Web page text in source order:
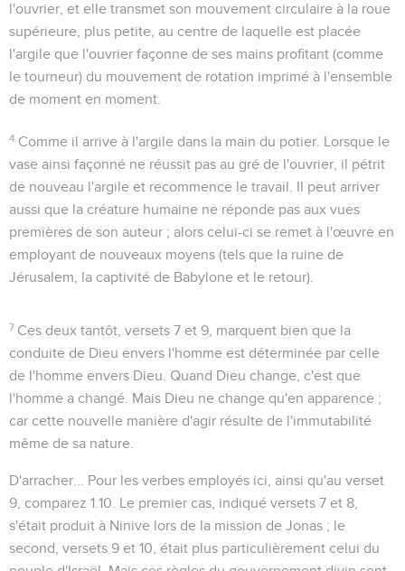
l'ouvrier, et elle transmet son mouvement circulaire à la roue
supérieure, plus petite, au centre de laquelle est placée
l'argile que l'ouvrier façonne de ses mains profitant (comme
le tourneur) du mouvement de rotation imprimé à l'ensemble
de moment en moment.
4 Comme il arrive à l'argile dans la main du potier . Lorsque le
vase ainsi façonné ne réussit pas au gré de l'ouvrier, il pétrit
de nouveau l'argile et recommence le travail. Il peut arriver
aussi que la créature humaine ne réponde pas aux vues
premières de son auteur ; alors celui-ci se remet à l'œuvre en
employant de nouveaux moyens (tels que la ruine de
Jérusalem, la captivité de Babylone et le retour).
7 Ces deuxtantôt , versets 7 et 9, marquent bien que la
conduite de Dieu envers l'homme est déterminée par celle
de l'homme envers Dieu. Quand Dieu change, c'est que
l'homme a changé. Mais Dieu ne change qu'en apparence ;
car cette nouvelle manière d'agir résulte de l'immutabilité
même de sa nature.
D'arracher...
Pour les verbes employés ici, ainsi qu'au verset
9, comparez 1.10 . Le premier cas, indiqué versets 7 et 8,
s'était produit à Ninive lors de la mission de Jonas ; le
second, versets 9 et 10, était plus particulièrement celui du